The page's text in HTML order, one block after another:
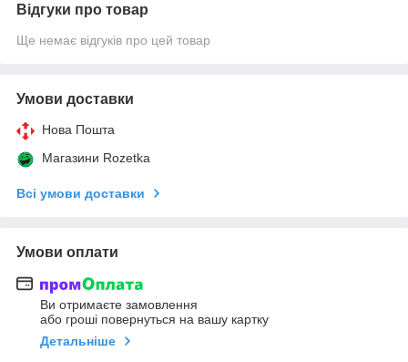
Відгуки про товар
Ще немає відгуків про цей товар
Умови доставки
Нова Пошта
Магазини Rozetka
Всі умови доставки
Умови оплати
Ви отримаєте замовлення
або гроші повернуться на вашу картку
Детальніше